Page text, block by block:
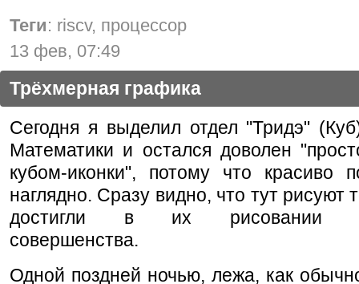
Теги: riscv, процессор
13 фев, 07:49
Трёхмерная графика
Сегодня я выделил отдел "Тридэ"
Математики и остался доволен
кубом-иконки", потому что красиво
наглядно. Сразу видно, что тут рисуют
достигли в их рисовании
совершенства.
Одной поздней ночью, лежа, как